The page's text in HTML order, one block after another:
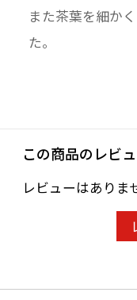
また茶葉を細か
た。
この商品のレビ
レビューはありま